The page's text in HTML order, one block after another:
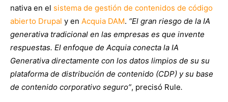
nativa en el sistema de gestión de contenidos de código
abierto Drupal y en Acquia DAM. “El gran riesgo de la IA
generativa tradicional en las empresas es que invente
respuestas. El enfoque de Acquia conecta la IA
Generativa directamente con los datos limpios de su su
plataforma de distribución de contenido (CDP) y su base
de contenido corporativo seguro”, precisó Rule.